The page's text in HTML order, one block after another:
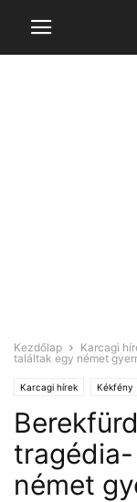
Kezdőlap Karcagi
találtak egy német
Karcagi hírek Kékfény
német